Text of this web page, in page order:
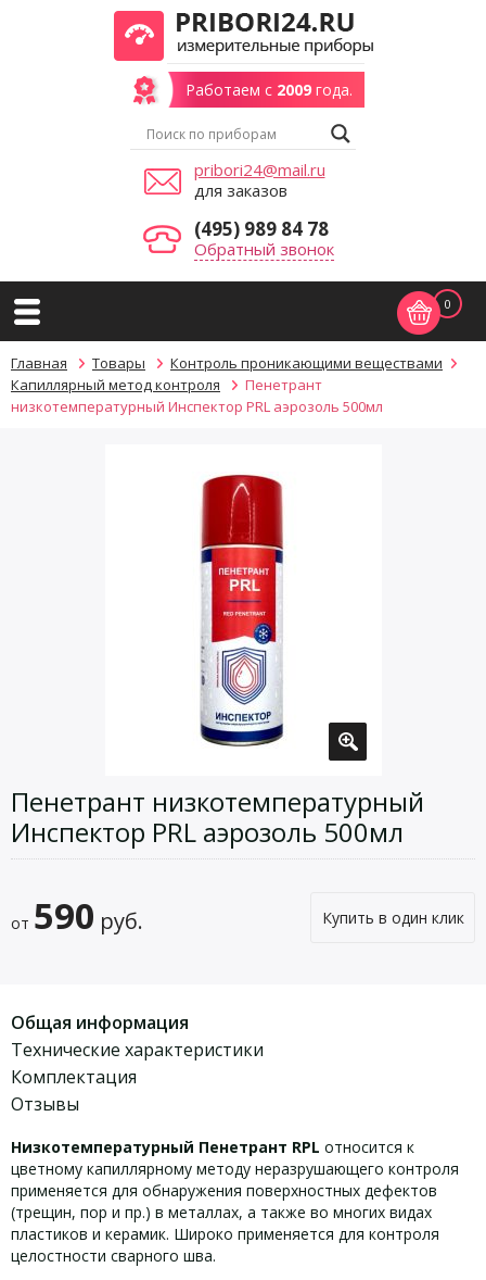
Работаем с 2009года.
pribori24@mail.ru
для заказов
(495) 989 84 78
Обратный звонок
0
Главная Товары
Контроль проникающими веществами
Капиллярный метод контроля
Пенетрант
низкотемпературный Инспектор PRL аэрозоль 500мл
Пенетрант низкотемпературный
Инспектор PRL аэрозоль 500мл
от 590 руб. Купить в один клик
Общая информация
Технические характеристики
Комплектация
Отзывы
Низкотемпературный Пенетрант RPL относится к
цветному капиллярному методу неразрушающего контроля
применяется для обнаружения поверхностных дефектов
(трещин, пор и пр.) в металлах, а также во многих видах
пластиков и керамик. Широко применяется для контроля
целостности сварного шва.